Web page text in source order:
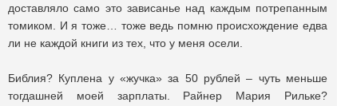
доставляло само это зависанье над каждым потрепанным
томиком. И я тоже… тоже ведь помню происхождение едва
ли не каждой книги из тех, что у меня осели.
Библия? Куплена у «жучка» за 50 рублей – чуть меньше
тогдашней моей зарплаты. Райнер Мария Рильке?